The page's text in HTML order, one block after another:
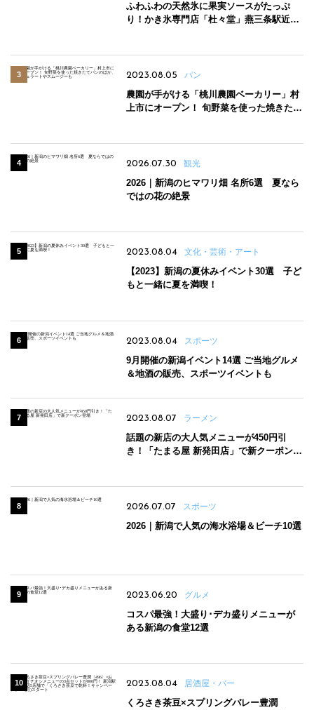
ふわふわの天然氷に果実ソースがたっぷ
り！かき氷専門店「杜々堂」燕三条駅近く
2023.08.05 パン
農園が手がける「桃川農園ベーカリー」村
上市にオープン！ 旬野菜を使った焼きたて
2026.07.30 観光
2026｜新潟のヒマワリ畑 名所6選 夏なら
ではの花の絶景
2023.08.04 文化・芸術・アート
【2023】新潟の夏休みイベント30選 子ど
もと一緒に夏を満喫！
2023.08.04 スポーツ
9月開催の新潟イベント14選 ご当地グルメ
＆地酒の販売、スポーツイベントも
2023.08.07 ラーメン
話題の新店の大人気メニューが450円引
き！「たまる屋 新発田店」で新クーポン登
2026.07.07 スポーツ
2026｜新潟で人気の海水浴場＆ビーチ10選
2023.06.20 グルメ
コスパ最強！大盛り･デカ盛りメニューが
ある新潟の食堂12選
2023.08.04 居酒屋・バー
くろさき茶豆×スプリングバレー豊潤